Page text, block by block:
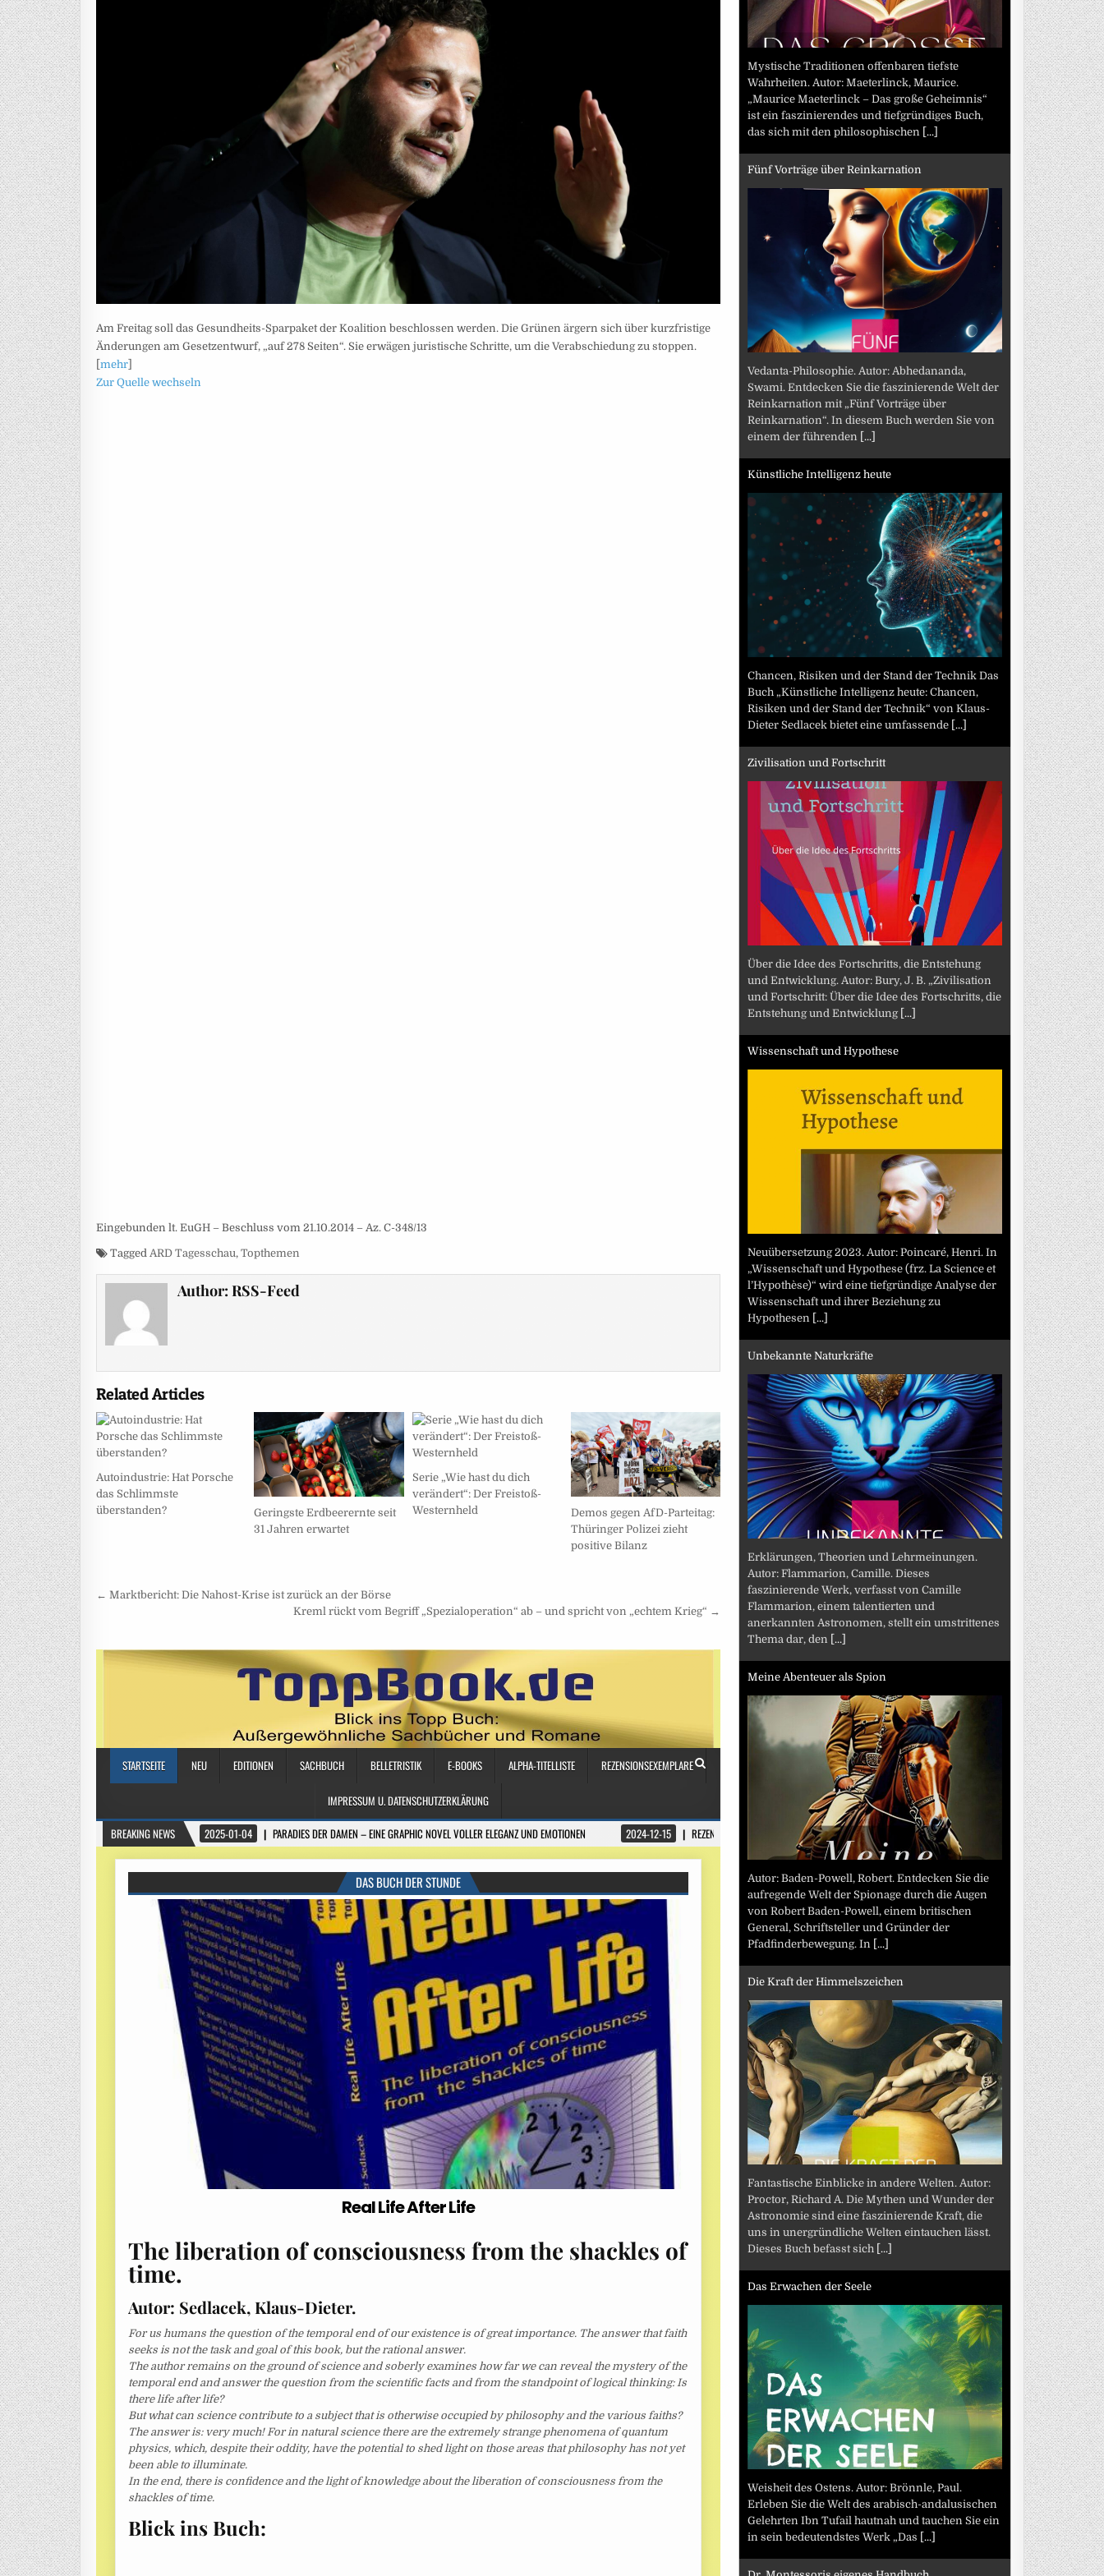
Am Freitag soll das Gesundheits-Sparpaket der Koalition beschlossen werden. Die Grünen ärgern sich über kurzfristige
Änderungen am Gesetzentwurf, „auf 278 Seiten“. Sie erwägen juristische Schritte, um die Verabschiedung zu stoppen.
[mehr]
Zur Quelle wechseln
Eingebunden lt. EuGH – Beschluss vom 21.10.2014 – Az. C-348/13
Tagged ARD Tagesschau, Topthemen
Author:RSS-Feed
Related Articles
Autoindustrie: Hat Porsche
das Schlimmste
überstanden?
Geringste Erdbeerernte seit
31 Jahren erwartet
Serie „Wie hast du dich
verändert“: Der Freistoß-
Westernheld
Demos gegen AfD-Parteitag:
Thüringer Polizei zieht
positive Bilanz
Beitragsnavigation
← Marktbericht: Die Nahost-Krise ist zurück an der Börse
Kreml rückt vom Begriff „Spezialoperation“ ab – und spricht von „echtem Krieg“ →
Mystische Traditionen offenbaren tiefste
Wahrheiten. Autor: Maeterlinck, Maurice.
„Maurice Maeterlinck – Das große Geheimnis“
ist ein faszinierendes und tiefgründiges Buch,
das sich mit den philosophischen [...]
Fünf Vorträge über Reinkarnation
Vedanta-Philosophie. Autor: Abhedananda,
Swami. Entdecken Sie die faszinierende Welt der
Reinkarnation mit „Fünf Vorträge über
Reinkarnation“. In diesem Buch werden Sie von
einem der führenden [...]
Künstliche Intelligenz heute
Chancen, Risiken und der Stand der Technik Das
Buch „Künstliche Intelligenz heute: Chancen,
Risiken und der Stand der Technik“ von Klaus-
Dieter Sedlacek bietet eine umfassende [...]
Zivilisation und Fortschritt
Über die Idee des Fortschritts, die Entstehung
und Entwicklung. Autor: Bury, J. B. „Zivilisation
und Fortschritt: Über die Idee des Fortschritts, die
Entstehung und Entwicklung [...]
Wissenschaft und Hypothese
Neuübersetzung 2023. Autor: Poincaré, Henri. In
„Wissenschaft und Hypothese (frz. La Science et
l’Hypothèse)“ wird eine tiefgründige Analyse der
Wissenschaft und ihrer Beziehung zu
Hypothesen [...]
Unbekannte Naturkräfte
Erklärungen, Theorien und Lehrmeinungen.
Autor: Flammarion, Camille. Dieses
faszinierende Werk, verfasst von Camille
Flammarion, einem talentierten und
anerkannten Astronomen, stellt ein umstrittenes
Thema dar, den [...]
Meine Abenteuer als Spion
Autor: Baden-Powell, Robert. Entdecken Sie die
aufregende Welt der Spionage durch die Augen
von Robert Baden-Powell, einem britischen
General, Schriftsteller und Gründer der
Pfadfinderbewegung. In [...]
Die Kraft der Himmelszeichen
Fantastische Einblicke in andere Welten. Autor:
Proctor, Richard A. Die Mythen und Wunder der
Astronomie sind eine faszinierende Kraft, die
uns in unergründliche Welten eintauchen lässt.
Dieses Buch befasst sich [...]
Das Erwachen der Seele
Weisheit des Ostens. Autor: Brönnle, Paul.
Erleben Sie die Welt des arabisch-andalusischen
Gelehrten Ibn Tufail hautnah und tauchen Sie ein
in sein bedeutendstes Werk „Das [...]